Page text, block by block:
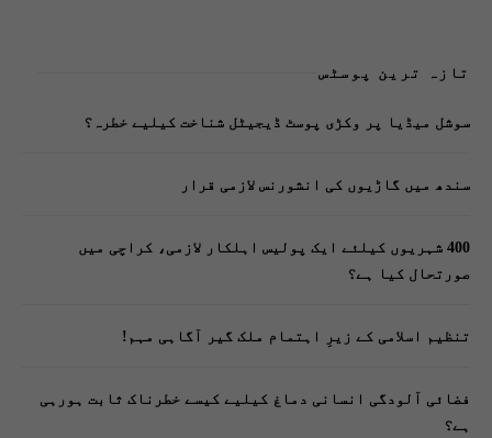
تازہ ترین پوسٹس
سوشل میڈیا پر وکڑی پوسٹ ڈیجیٹل شناخت کیلیے خطرہ؟
سندھ میں گاڑیوں کی انشورنس لازمی قرار
400 شہریوں کیلئے ایک پولیس اہلکار لازمی، کراچی میں
صورتحال کیا ہے؟
تنظیم اسلامی کے زیرِ اہتمام ملک گیر آگاہی مہم!
فضائی آلودگی انسانی دماغ کیلیے کیسے خطرناک ثابت ہورہی
ہے؟